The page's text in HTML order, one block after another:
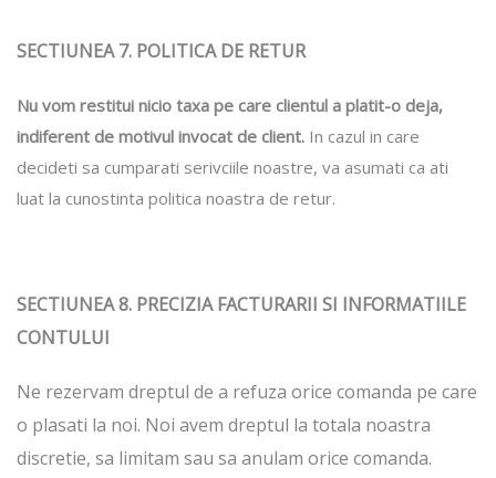
SECTIUNEA 7. POLITICA DE RETUR
Nu vom restitui nicio taxa pe care clientul a platit-o deja,
indiferent de motivul invocat de client. In cazul in care
decideti sa cumparati serivciile noastre, va asumati ca ati
luat la cunostinta politica noastra de retur.
SECTIUNEA 8. PRECIZIA FACTURARII SI INFORMATIILE
CONTULUI
Ne rezervam dreptul de a refuza orice comanda pe care
o plasati la noi. Noi avem dreptul la totala noastra
discretie, sa limitam sau sa anulam orice comanda.